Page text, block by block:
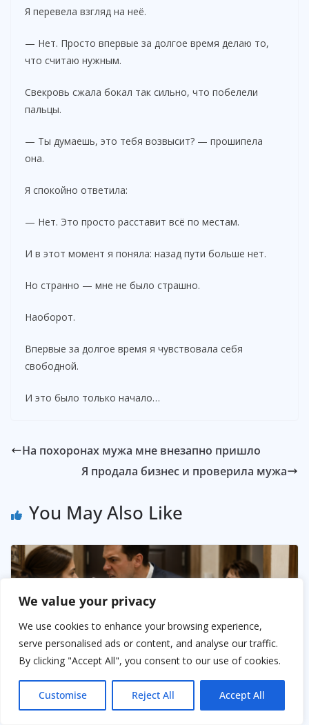
We value your privacy
We use cookies to enhance your browsing experience,
serve personalised ads or content, and analyse our traffic.
By clicking "Accept All", you consent to our use of cookies.
Customise Reject All Accept All
Я перевела взгляд на неё.
— Нет. Просто впервые за долгое время делаю то,
что считаю нужным.
Свекровь сжала бокал так сильно, что побелели
пальцы.
— Ты думаешь, это тебя возвысит? — прошипела
она.
Я спокойно ответила:
— Нет. Это просто расставит всё по местам.
И в этот момент я поняла: назад пути больше нет.
Но странно — мне не было страшно.
Наоборот.
Впервые за долгое время я чувствовала себя
свободной.
И это было только начало…
На похоронах мужа мне внезапно пришло
Я продала бизнес и проверила мужа
You May Also Like